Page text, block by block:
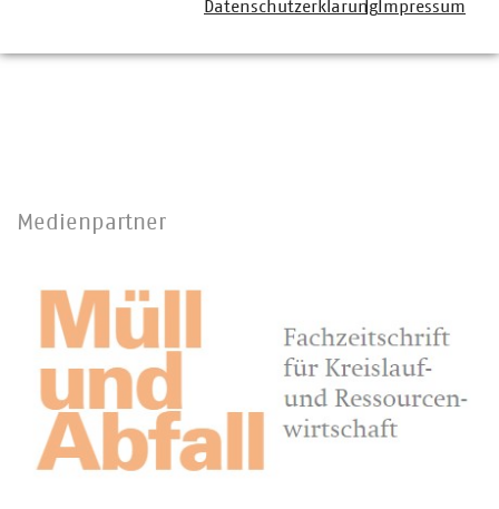
Medienpartner
Datenschutzerklärung Impressum